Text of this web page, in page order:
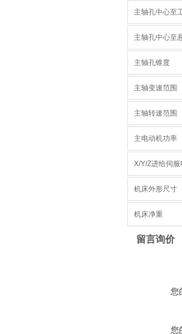
主轴孔中心至
主轴孔中心至
主轴孔锥度
主轴变速范围
主轴转速范围
主电动机功率
X/Y/Z进给伺
机床外形尺寸
机床净重
留言询价
您
您